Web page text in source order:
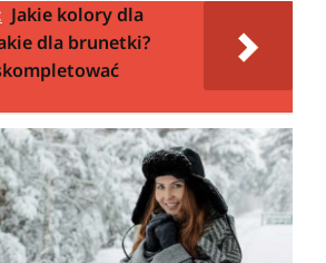
Jakie kolory dla
dla brunetki?